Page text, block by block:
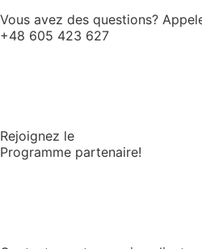
Vous avez des questions?
+48 605 423 627
Rejoignez le
Programme partenaire!